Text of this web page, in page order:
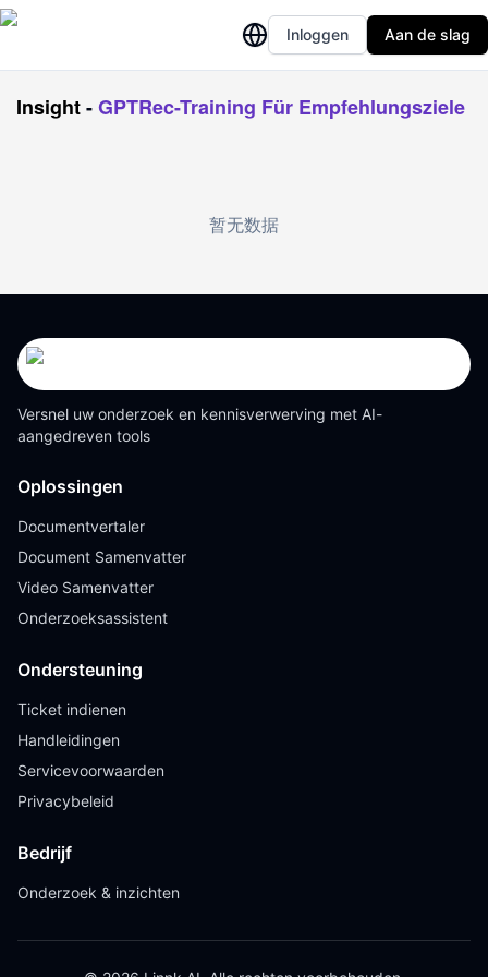
Inloggen Aan de slag
Insight-GPTRec-Training Für Empfehlungsziele
暂无数据
Versnel uw onderzoek en kennisverwerving met AI-
aangedreven tools
Oplossingen
Documentvertaler
Document Samenvatter
Video Samenvatter
Onderzoeksassistent
Ondersteuning
Ticket indienen
Handleidingen
Servicevoorwaarden
Privacybeleid
Bedrijf
Onderzoek & inzichten